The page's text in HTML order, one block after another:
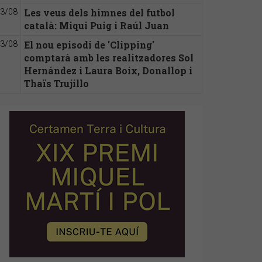
08
Les veus dels himnes del futbol
català: Miqui Puig i Raúl Juan
08
El nou episodi de 'Clipping'
comptarà amb les realitzadores Sol
Hernández i Laura Boix, Donallop i
Thaïs Trujillo